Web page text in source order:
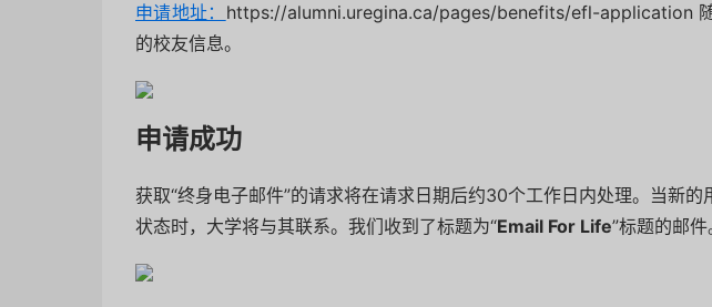
申请地址： https://alumni.uregina.ca/pages/benefits/efl-application
的校友信息。
申请成功
获取“终身电子邮件”的请求将在请求日期后约30个工作日内处理。当新
状态时，大学将与其联系。我们收到了标题为“Email For Life”标题的邮件